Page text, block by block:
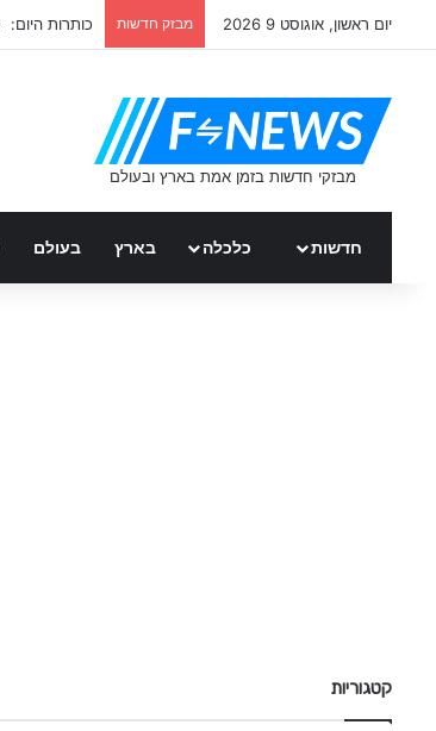
יום ראשון, אוגוסט 9 2026 מבזק חדשות כותרות היום: crystal palace
חדשות כלכלה בארץ בעולם
קטגוריות